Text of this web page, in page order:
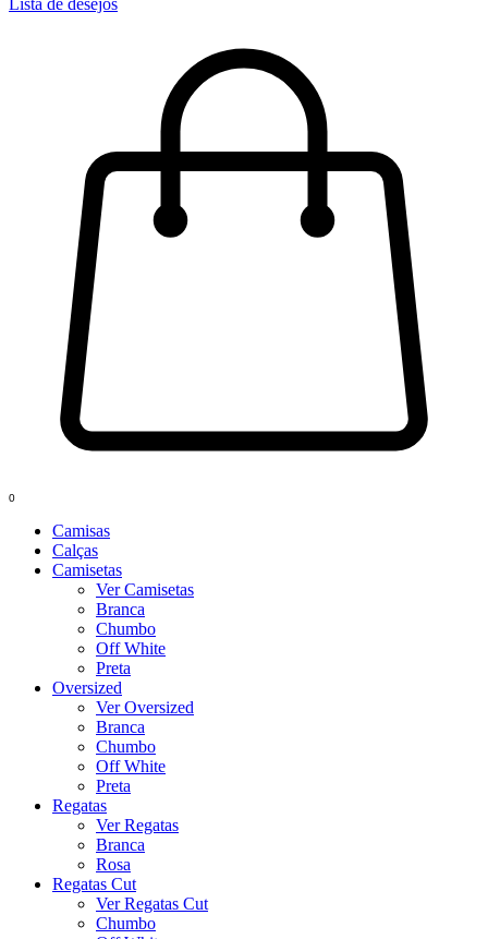
Lista de desejos
0
Camisas
Calças
Camisetas
Ver Camisetas
Branca
Chumbo
Off White
Preta
Oversized
Ver Oversized
Branca
Chumbo
Off White
Preta
Regatas
Ver Regatas
Branca
Rosa
Regatas Cut
Ver Regatas Cut
Chumbo